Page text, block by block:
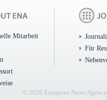
Mitarbeit
Für
© 2026 European News